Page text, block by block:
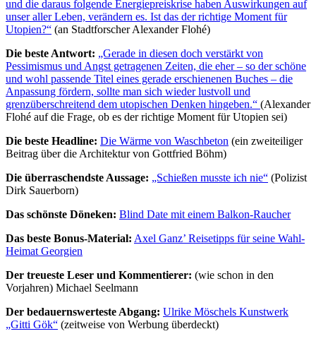
und die daraus folgende Energiepreiskrise haben Auswirkungen auf
unser aller Leben, verändern es. Ist das der richtige Moment für
Utopien?“ (an Stadtforscher Alexander Flohé)
Die beste Antwort: „Gerade in diesen doch verstärkt von
Pessimismus und Angst getragenen Zeiten, die eher – so der schöne
und wohl passende Titel eines gerade erschienenen Buches – die
Anpassung fördern, sollte man sich wieder lustvoll und
grenzüberschreitend dem utopischen Denken hingeben.“ (Alexander
Flohé auf die Frage, ob es der richtige Moment für Utopien sei)
Die beste Headline: Die Wärme von Waschbeton (ein zweiteiliger
Beitrag über die Architektur von Gottfried Böhm)
Die überraschendste Aussage: „Schießen musste ich nie“ (Polizist
Dirk Sauerborn)
Das schönste Döneken: Blind Date mit einem Balkon-Raucher
Das beste Bonus-Material: Axel Ganz’ Reisetipps für seine Wahl-
Heimat Georgien
Der treueste Leser und Kommentierer: (wie schon in den
Vorjahren) Michael Seelmann
Der bedauernswerteste Abgang: Ulrike Möschels Kunstwerk
„Gitti Gök“ (zeitweise von Werbung überdeckt)